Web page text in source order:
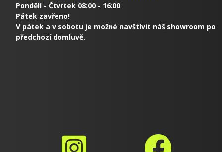
Pondělí - Čtvrtek 08:00 - 16:00
Pátek zavřeno!
V pátek a v sobotu je možné navštívit náš showroom po
předchozí domluvě.